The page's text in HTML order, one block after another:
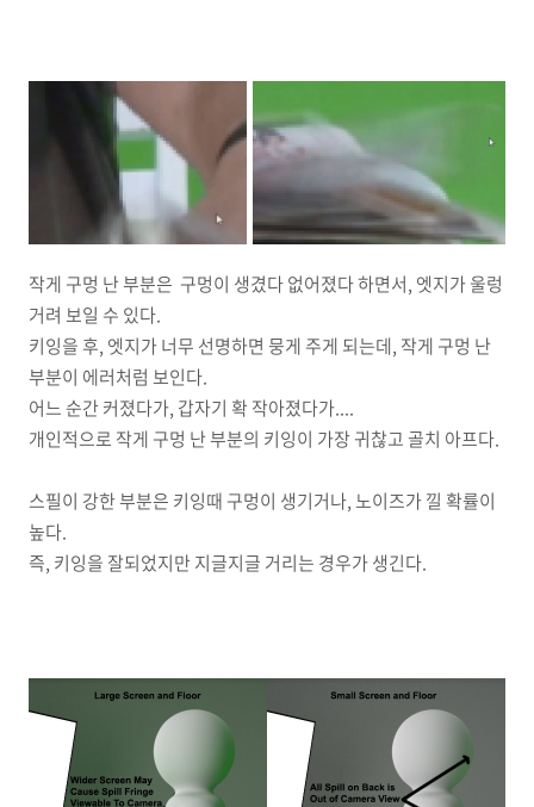
작게 구멍 난 부분은 구멍이 생겼다 없어졌다 하면서, 엣지가 울렁
거려 보일 수 있다.
키잉을 후, 엣지가 너무 선명하면 뭉게 주게 되는데, 작게 구멍 난
부분이 에러처럼 보인다.
어느 순간 커졌다가, 갑자기 확 작아졌다가....
개인적으로 작게 구멍 난 부분의 키잉이 가장 귀찮고 골치 아프다.
스필이 강한 부분은 키잉때 구멍이 생기거나, 노이즈가 낄 확률이
높다.
즉, 키잉을 잘되었지만 지글지글 거리는 경우가 생긴다.